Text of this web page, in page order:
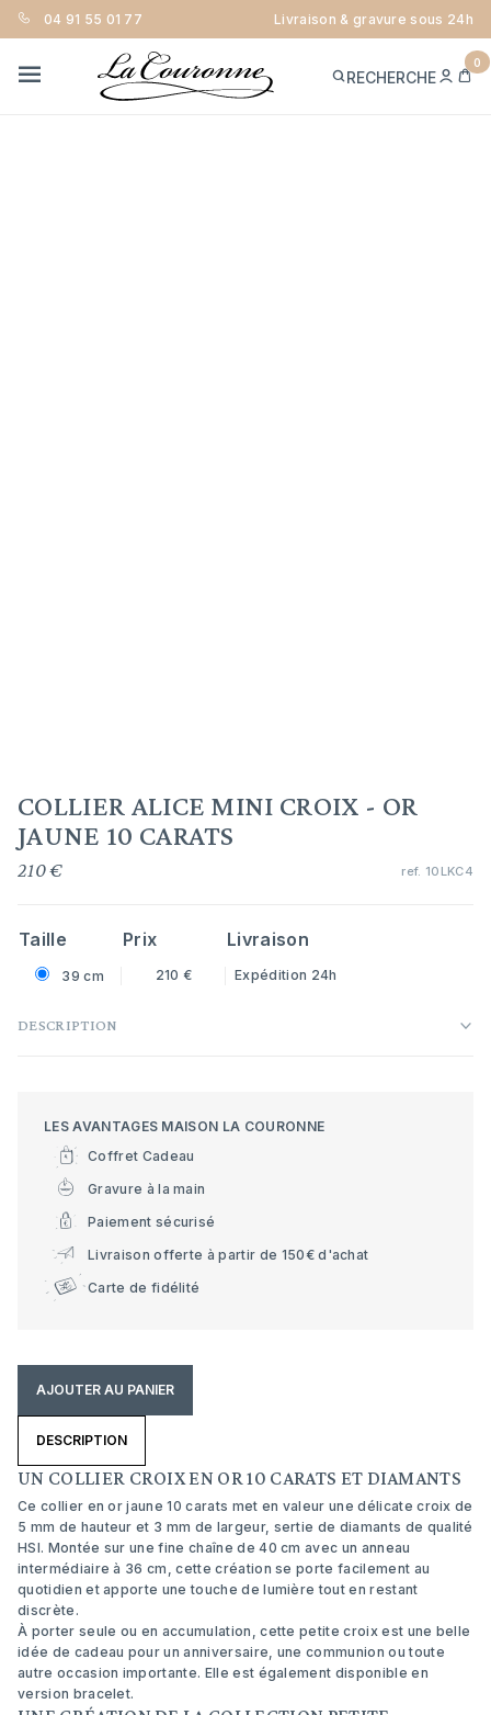
04 91 55 01 77 Livraison & gravure sous 24h
RECHERCHE
ME
0
COLLIER ALICE MINI CROIX - OR
JAUNE 10 CARATS
210 € ref. 10LKC4
Taille Prix Livraison
39 cm 210 € Expédition 24h
DESCRIPTION
LES AVANTAGES MAISON LA COURONNE
Coffret Cadeau
Gravure à la main
Paiement sécurisé
Livraison offerte à partir de 150€ d'achat
Carte de fidélité
AJOUTER AU PANIER
DESCRIPTION
UN COLLIER CROIX EN OR 10 CARATS ET DIAMANTS
Ce collier en or jaune 10 carats met en valeur une délicate croix de
5 mm de hauteur et 3 mm de largeur, sertie de diamants de qualité
HSI. Montée sur une fine chaîne de 40 cm avec un anneau
intermédiaire à 36 cm, cette création se porte facilement au
quotidien et apporte une touche de lumière tout en restant
discrète.
À porter seule ou en accumulation, cette petite croix est une belle
idée de cadeau pour un anniversaire, une communion ou toute
autre occasion importante. Elle est également disponible en
version bracelet.